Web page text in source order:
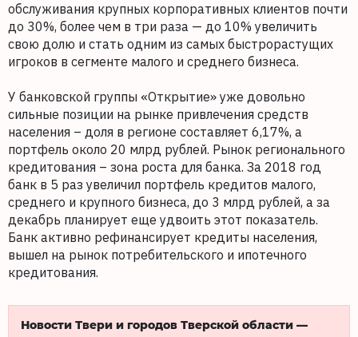
обслуживания крупных корпоративных клиентов почти
до 30%, более чем в три раза — до 10% увеличить
свою долю и стать одним из самых быстрорастущих
игроков в сегменте малого и среднего бизнеса.
У банковской группы «Открытие» уже довольно
сильные позиции на рынке привлечения средств
населения – доля в регионе составляет 6,17%, а
портфель около 20 млрд рублей. Рынок регионального
кредитования – зона роста для банка. За 2018 год
банк в 5 раз увеличил портфель кредитов малого,
среднего и крупного бизнеса, до 3 млрд рублей, а за
декабрь планирует еще удвоить этот показатель.
Банк активно рефинансирует кредиты населения,
вышел на рынок потребительского и ипотечного
кредитования.
Новости Твери и городов Тверской области —